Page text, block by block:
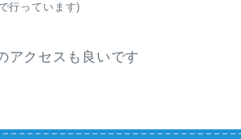
行っています)
アクセスも良いです